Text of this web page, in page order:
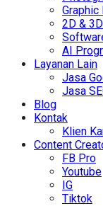
2D &
AI
Layanan Lain
Jasa
Jasa
Blog
Kontak
Klien
Content
FB Pro
Youtube
IG
Tiktok